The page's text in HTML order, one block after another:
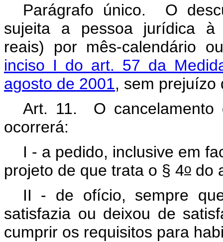
Parágrafo único. O
sujeita a pessoa jurídica
reais) por mês-calendário
inciso I do art. 57 da
agosto de 2001, sem
Art. 11. O cancelamento
ocorrerá:
I - a pedido, inclusive em
projeto de que trata o § 4o do
II - de ofício, sempre
satisfazia ou deixou de
cumprir os requisitos para